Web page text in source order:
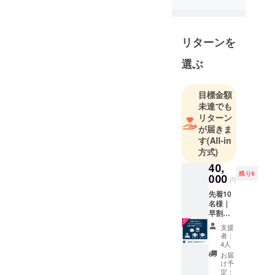
元の青年団
やNPO法人
に所属し、
呼子の町の
活性化と、
昔ながらの
街並み保存
のために取
り組んでし
ます。
リターンを
選ぶ
目標金額
未達でも
リターン
が届きま
す(All-in
方式)
40,
000 円
残り6
先着10
名様｜
早割
20%OF
F！｜1
泊2食付
きペア
宿泊券
■応援し
支援
者：
4人
お届
け予
定：